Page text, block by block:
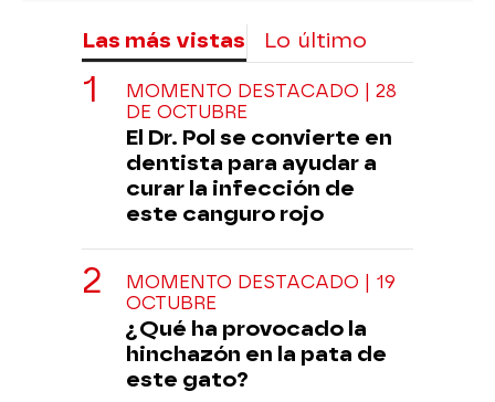
Las más vistas Lo último
MOMENTO DESTACADO | 28
DE OCTUBRE
El Dr. Pol se convierte en
dentista para ayudar a
curar la infección de
este canguro rojo
MOMENTO DESTACADO | 19
OCTUBRE
¿Qué ha provocado la
hinchazón en la pata de
este gato?